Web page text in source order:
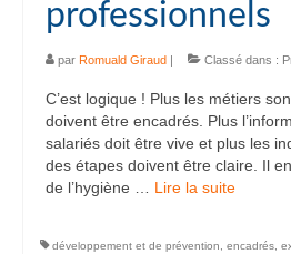
professionnels
par Romuald Giraud | Classé dans :
C’est logique ! Plus les métiers
doivent être encadrés. Plus
salariés doit être vive et plus les
des étapes doivent être claire. Il
de l’hygiène … Lire la suite­­
développement et de prévention encadrés